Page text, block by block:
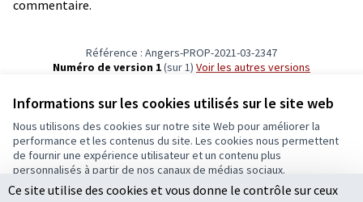
Informations sur les cookies utilisés sur le site web
Nous utilisons des cookies sur notre site Web pour améliorer la
performance et les contenus du site. Les cookies nous permettent
de fournir une expérience utilisateur et un contenu plus
personnalisés à partir de nos canaux de médias sociaux.
Tout accepter
commentaire.
Référence : Angers-PROP-2021-03-2347
Numéro de version 1(sur 1)
voir les autres versions
Conditions d'utilisation
Paramètres des cookies
Ecrivons Angers sur X
(Lien externe)
Ecrivons Angers sur Facebook
(Lien externe)
Ce site utilise des cookies et vous donne le contrôle sur ceux